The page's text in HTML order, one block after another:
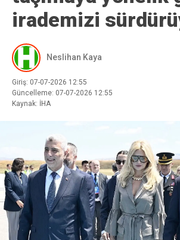
irademizi
Neslihan Kaya
Giriş: 07-07-2026 12:55
Güncelleme: 07-07-2026 12:55
Kaynak: İHA